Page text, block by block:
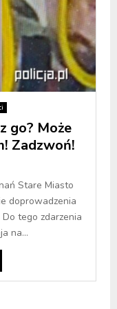
go? Może
Zadzwoń!
Stare Miasto
doprowadzenia
tego zdarzenia
na...